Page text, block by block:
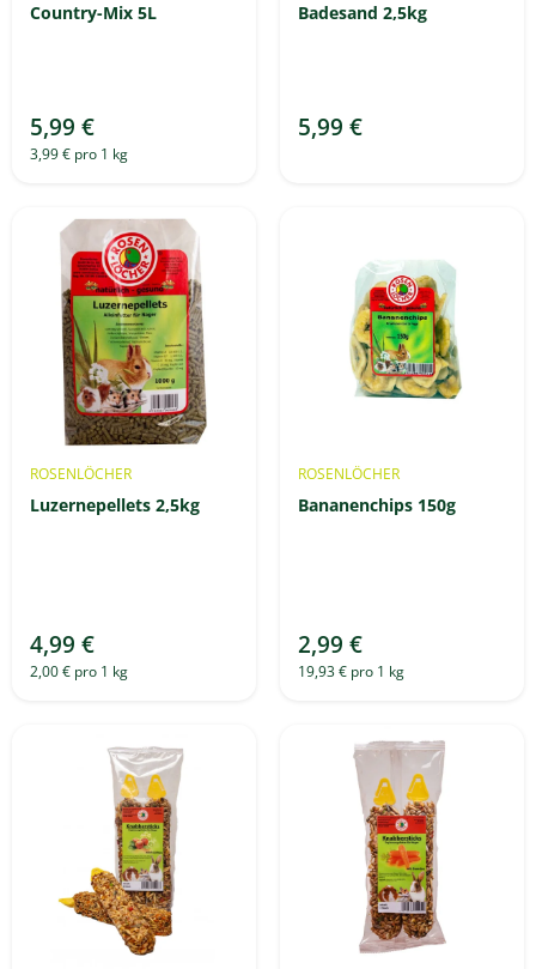
Country-Mix 5L
5,99 €
3,99 € pro 1 kg
Badesand 2,5kg
5,99 €
ROSENLÖCHER
Luzernepellets 2,5kg
4,99 €
2,00 € pro 1 kg
ROSENLÖCHER
Bananenchips 150g
2,99 €
19,93 € pro 1 kg